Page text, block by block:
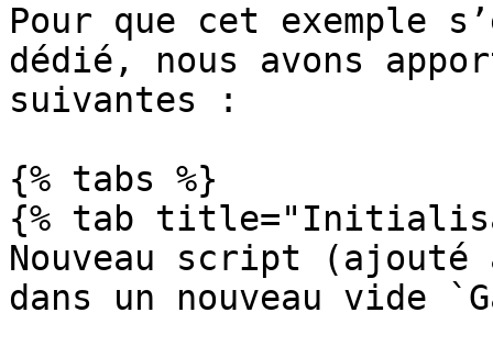
Pour que cet exemple
dédié, nous avons
suivantes :
{% tabs %}
{% tab
Nouveau script (ajouté
dans un nouveau vide